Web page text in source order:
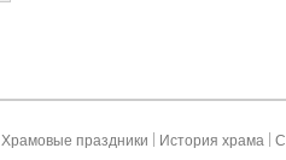
Храмовые праздники История храма